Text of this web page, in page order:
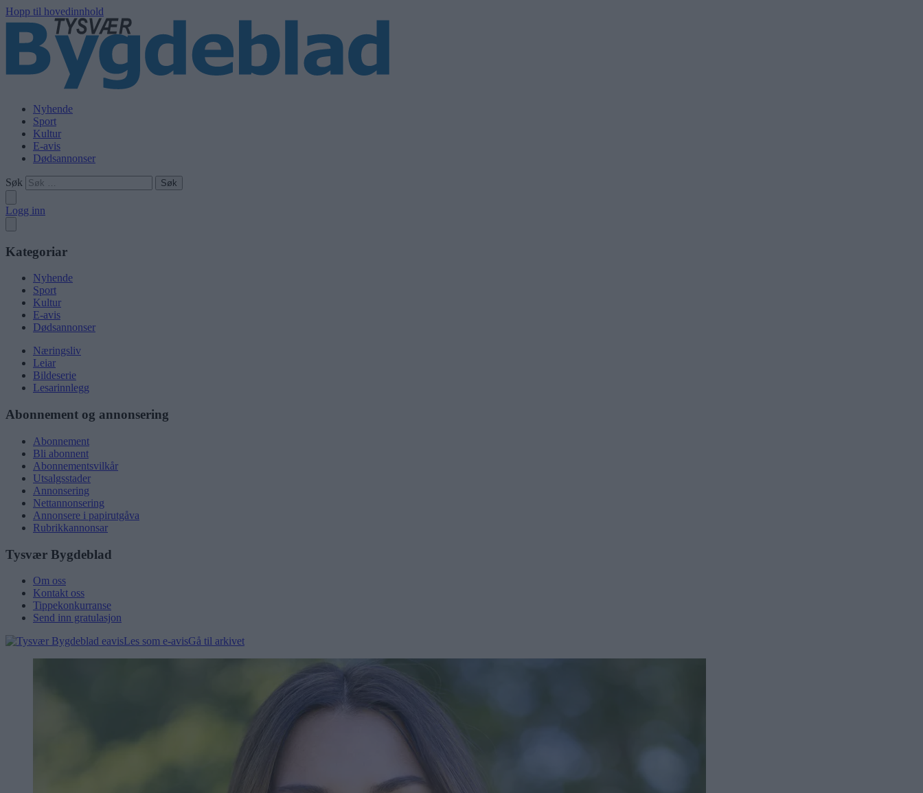
Hopp til hovedinnhold
Nyhende
Sport
Kultur
E-avis
Dødsannonser
Søk
Logg inn
Kategoriar
Nyhende
Sport
Kultur
E-avis
Dødsannonser
Næringsliv
Leiar
Bildeserie
Lesarinnlegg
Abonnement og annonsering
Abonnement
Bli abonnent
Abonnementsvilkår
Utsalgsstader
Annonsering
Nettannonsering
Annonsere i papirutgåva
Rubrikkannonsar
Tysvær Bygdeblad
Om oss
Kontakt oss
Tippekonkurranse
Send inn gratulasjon
Les som e-avisGå til arkivet